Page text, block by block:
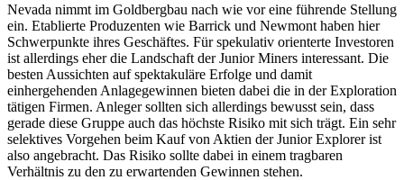
Nevada nimmt im Goldbergbau nach wie vor eine führende Stellung
ein. Etablierte Produzenten wie Barrick und Newmont haben hier
Schwerpunkte ihres Geschäftes. Für spekulativ orienterte Investoren
ist allerdings eher die Landschaft der Junior Miners interessant. Die
besten Aussichten auf spektakuläre Erfolge und damit
einhergehenden Anlagegewinnen bieten dabei die in der Exploration
tätigen Firmen. Anleger sollten sich allerdings bewusst sein, dass
gerade diese Gruppe auch das höchste Risiko mit sich trägt. Ein sehr
selektives Vorgehen beim Kauf von Aktien der Junior Explorer ist
also angebracht. Das Risiko sollte dabei in einem tragbaren
Verhältnis zu den zu erwartenden Gewinnen stehen.